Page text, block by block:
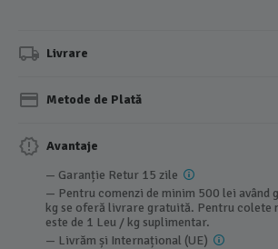
Livrare
Metode de Plată
Avantaje
— Garanție Retur 15 zile
— Pentru comenzi de minim 500 lei având
kg se oferă livrare gratuită. Pentru colete
este de 1 Leu / kg suplimentar.
— Livrăm și Internațional (UE)